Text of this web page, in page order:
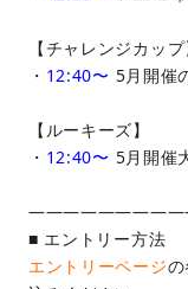
【チャレンジカップ
・ 12:40〜 5月開催
【ルーキーズ】
・ 12:40〜 5月開催
■ エントリー方法
エントリーページ